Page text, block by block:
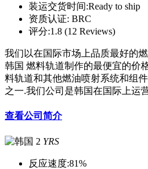
装运交货时间:Ready to ship
资质认证: BRC
评分:1.8 (12 Reviews)
我们以在国际市场上品质最好的
韩国 燃料轨道制作的最便宜的价
料轨道和其他燃油喷射系统和组
之一.我们公司是韩国在国际上运
查看公司简介
2 YRS
反应速度:81%